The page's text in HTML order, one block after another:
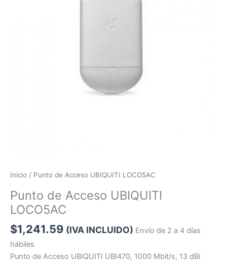
Inicio / Punto de Acceso UBIQUITI LOCO5AC
Punto de Acceso UBIQUITI
LOCO5AC
$1,241.59 (IVA INCLUIDO) Envío de 2 a 4 días
hábiles
Punto de Acceso UBIQUITI UBI470, 1000 Mbit/s, 13 dBi